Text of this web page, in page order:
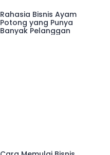
Rahasia Bisnis Ayam
Potong yang Punya
Banyak Pelanggan